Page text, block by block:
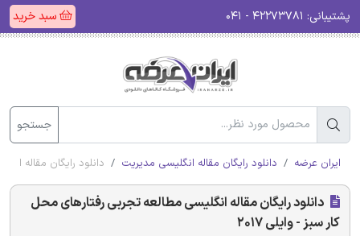
پشتیبانی: سبد خرید
جستجو
ایران عرضه دانلود رایگان مقاله انگلیسی مدیریت دانلود رایگان مقاله
دانلود رایگان مقاله انگلیسی مطالعه تجربی رفتارهای محل
کار سبز - وایلی 2017